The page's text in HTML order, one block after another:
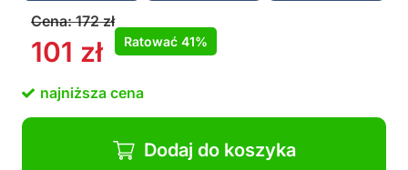
Cena:172zł
101 zł Ratować 41%
najniższa cena
Dodaj do koszyka